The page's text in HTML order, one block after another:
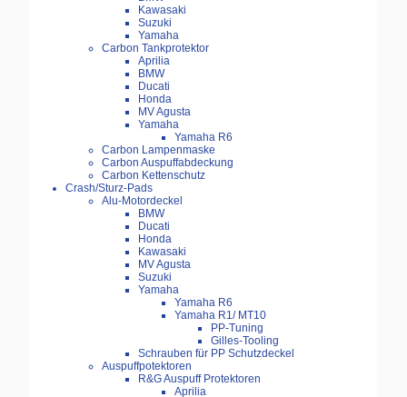
Kawasaki
Suzuki
Yamaha
Carbon Tankprotektor
Aprilia
BMW
Ducati
Honda
MV Agusta
Yamaha
Yamaha R6
Carbon Lampenmaske
Carbon Auspuffabdeckung
Carbon Kettenschutz
Crash/Sturz-Pads
Alu-Motordeckel
BMW
Ducati
Honda
Kawasaki
MV Agusta
Suzuki
Yamaha
Yamaha R6
Yamaha R1/ MT10
PP-Tuning
Gilles-Tooling
Schrauben für PP Schutzdeckel
Auspuffpotektoren
R&G Auspuff Protektoren
Aprilia